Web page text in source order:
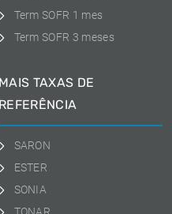
Term SOFR 1 mes
Term SOFR 3 meses
MAIS TAXAS DE
REFERÊNCIA
SARON
ESTER
SONIA